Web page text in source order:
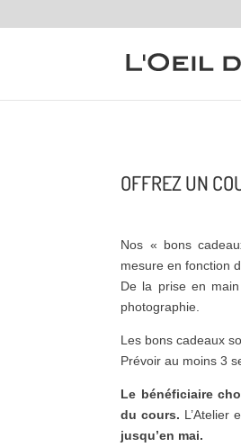
OFFREZ UN
Nos « bons
mesure en fonction
De la prise en
photographie.
Les bons cadeaux
Prévoir au moins 3
Le bénéficiaire
du cours. L’Atelier
jusqu’en mai.